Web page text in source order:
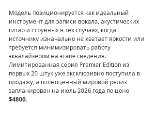
Модель позиционируется как идеальный
инструмент для записи вокала, акустических
гитар и струнных в тех случаях, когда
источнику изначально не хватает яркости или
требуется минимизировать работу
эквалайзером на этапе сведения.
Лимитированная серия Premier Edition из
первых 20 штук уже эксклюзивно поступила в
продажу, а полноценный мировой релиз
запланирован на июль 2026 года по цене
$4800.